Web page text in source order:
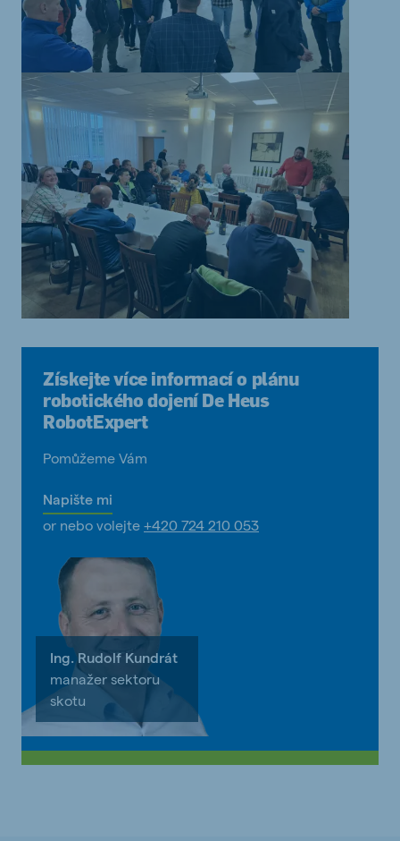
Získejte více informací o plánu
robotického dojení De Heus
RobotExpert
Pomůžeme Vám
Napište mi
or nebo volejte +420 724 210 053
Ing. Rudolf Kundrát
manažer sektoru
skotu